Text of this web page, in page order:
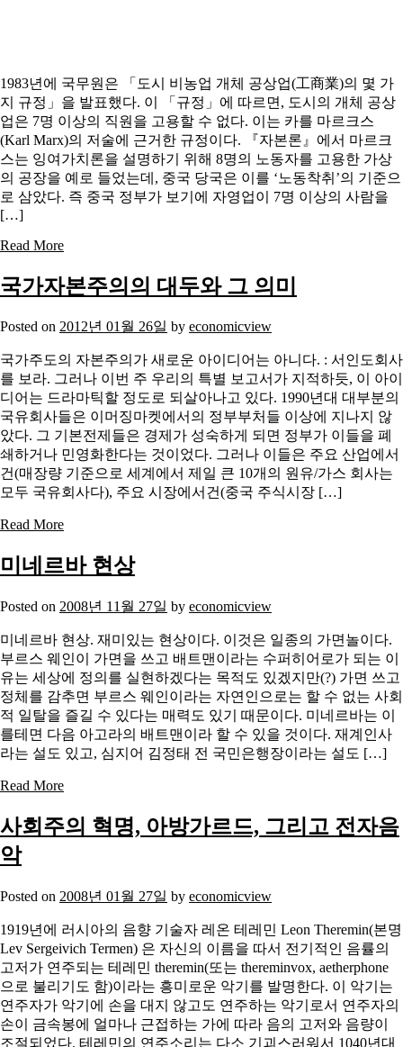
1983년에 국무원은 「도시 비농업 개체 공상업(工商業)의 몇 가
지 규정」을 발표했다. 이 「규정」에 따르면, 도시의 개체 공상
업은 7명 이상의 직원을 고용할 수 없다. 이는 카를 마르크스
(Karl Marx)의 저술에 근거한 규정이다. 『자본론』에서 마르크
스는 잉여가치론을 설명하기 위해 8명의 노동자를 고용한 가상
의 공장을 예로 들었는데, 중국 당국은 이를 ‘노동착취’의 기준으
로 삼았다. 즉 중국 정부가 보기에 자영업이 7명 이상의 사람을
[…]
Read More
국가자본주의의 대두와 그 의미
Posted on 2012년 01월 26일 by economicview
국가주도의 자본주의가 새로운 아이디어는 아니다. : 서인도회사
를 보라. 그러나 이번 주 우리의 특별 보고서가 지적하듯, 이 아이
디어는 드라마틱할 정도로 되살아나고 있다. 1990년대 대부분의
국유회사들은 이머징마켓에서의 정부부처들 이상에 지나지 않
았다. 그 기본전제들은 경제가 성숙하게 되면 정부가 이들을 폐
쇄하거나 민영화한다는 것이었다. 그러나 이들은 주요 산업에서
건(매장량 기준으로 세계에서 제일 큰 10개의 원유/가스 회사는
모두 국유회사다), 주요 시장에서건(중국 주식시장 […]
Read More
미네르바 현상
Posted on 2008년 11월 27일 by economicview
미네르바 현상. 재미있는 현상이다. 이것은 일종의 가면놀이다.
부르스 웨인이 가면을 쓰고 배트맨이라는 수퍼히어로가 되는 이
유는 세상에 정의를 실현하겠다는 목적도 있겠지만(?) 가면 쓰고
정체를 감추면 부르스 웨인이라는 자연인으로는 할 수 없는 사회
적 일탈을 즐길 수 있다는 매력도 있기 때문이다. 미네르바는 이
를테면 다음 아고라의 배트맨이라 할 수 있을 것이다. 재계인사
라는 설도 있고, 심지어 김정태 전 국민은행장이라는 설도 […]
Read More
사회주의 혁명, 아방가르드, 그리고 전자음
악
Posted on 2008년 01월 27일 by economicview
1919년에 러시아의 음향 기술자 레온 테레민 Leon Theremin(본명
Lev Sergeivich Termen) 은 자신의 이름을 따서 전기적인 음률의
고저가 연주되는 테레민 theremin(또는 thereminvox, aetherphone
으로 불리기도 함)이라는 흥미로운 악기를 발명한다. 이 악기는
연주자가 악기에 손을 대지 않고도 연주하는 악기로서 연주자의
손이 금속봉에 얼마나 근접하는 가에 따라 음의 고저와 음량이
조절되었다. 테레민의 연주소리는 다소 기괴스러워서 1040년대